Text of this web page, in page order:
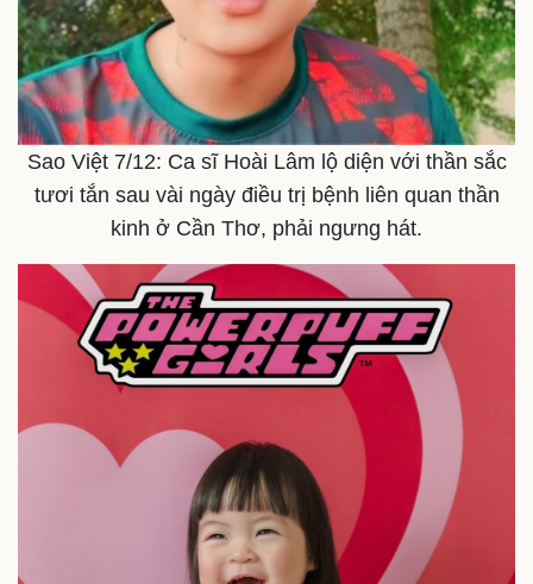
Thế giới
Quan sát
Cuộc sống đó đây
Multimedia
Video
Ảnh
E-Magazine
Infographic
Sao Việt 7/12: Ca sĩ Hoài Lâm lộ diện với thần sắc
tươi tắn sau vài ngày điều trị bệnh liên quan thần
kinh ở Cần Thơ, phải ngưng hát.